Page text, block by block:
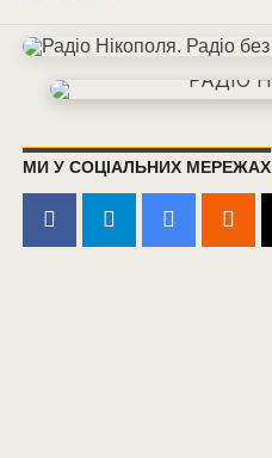
МИ У СОЦІАЛЬНИХ МЕРЕЖАХ